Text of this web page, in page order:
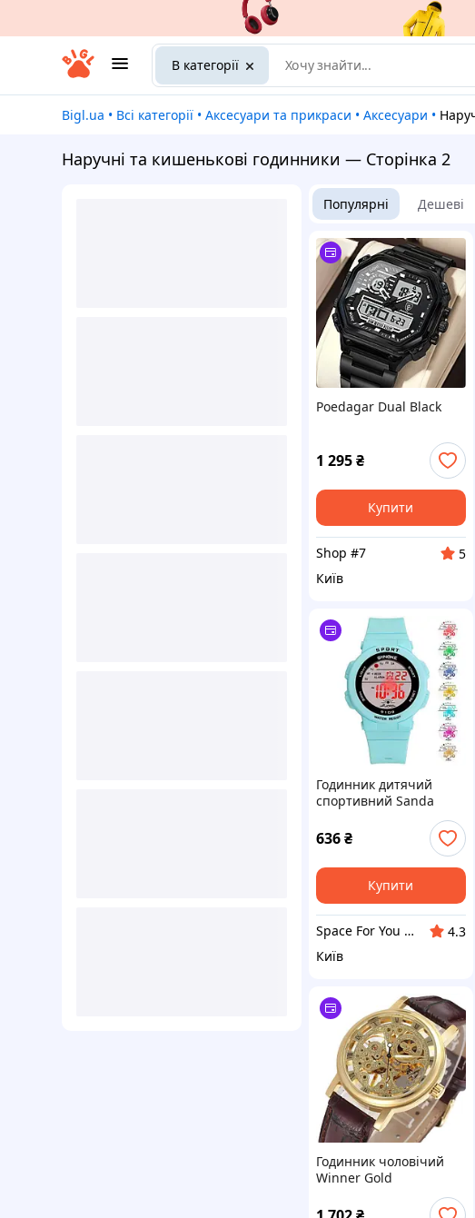
В категорії
Bigl.ua • Всі категорії • Аксесуари та прикраси • Аксесуари •
Наручні та кишенькові годинники — Сторінка 2
Популярні Дешеві
Poedagar Dual Black
1 295₴
Купити
Shop #7
5
Київ
Годинник дитячий
спортивний Sanda
636₴
Купити
Space For You UA - STORE
4.3
Київ
Годинник чоловічий
Winner Gold